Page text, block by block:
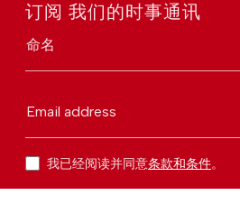
订阅 我们的时事通讯
命名
Email address
我已经阅读并同意条款和条件。